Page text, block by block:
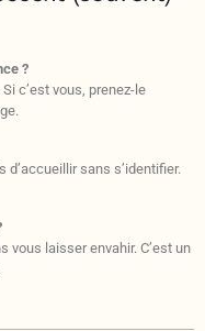
?
c’est vous, prenez-le
d’accueillir sans s’identifier.
vous laisser envahir. C’est un